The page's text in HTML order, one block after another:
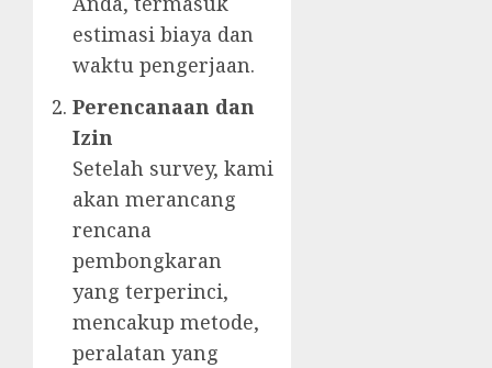
estimasi biaya dan
waktu pengerjaan.
Perencanaan dan
Izin
Setelah survey, kami
akan merancang
rencana
pembongkaran
yang terperinci,
mencakup metode,
peralatan yang